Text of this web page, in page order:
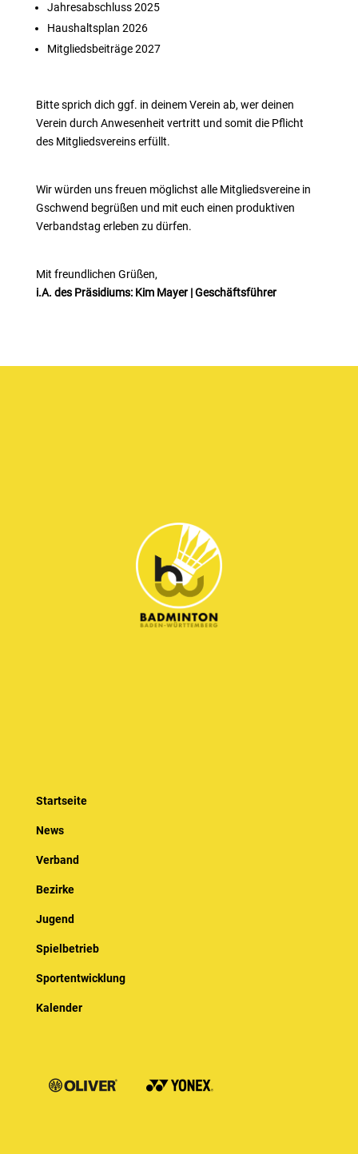
Jahresabschluss 2025
Haushaltsplan 2026
Mitgliedsbeiträge 2027
Bitte sprich dich ggf. in deinem Verein ab, wer deinen
Verein durch Anwesenheit vertritt und somit die Pflicht
des Mitgliedsvereins erfüllt.
Wir würden uns freuen möglichst alle Mitgliedsvereine in
Gschwend begrüßen und mit euch einen produktiven
Verbandstag erleben zu dürfen.
Mit freundlichen Grüßen,
i.A. des Präsidiums: Kim Mayer | Geschäftsführer
Startseite
News
Verband
Bezirke
Jugend
Spielbetrieb
Sportentwicklung
Kalender